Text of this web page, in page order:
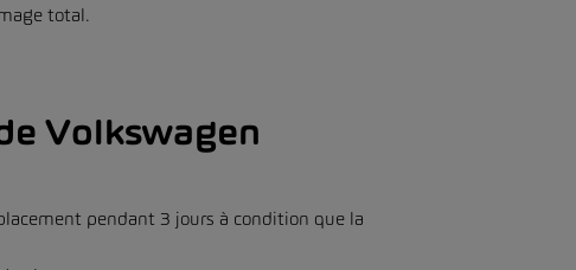
total.
Volkswagen
pendant 3 jours à condition que la